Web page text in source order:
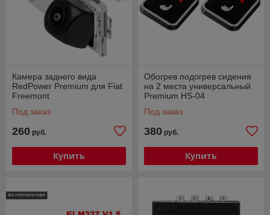
Камера заднего вида
RedPower Premium для Fiat
Freemont
Под заказ
260 руб.
Купить
Обогрев подогрев сидения
на 2 места универсальный
Premium HS-04
Под заказ
380 руб.
Купить